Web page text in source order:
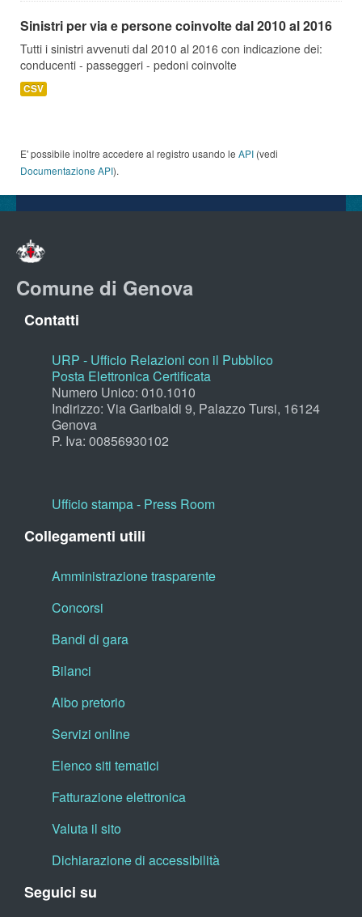
Sinistri per via e persone coinvolte dal 2010 al 2016
Tutti i sinistri avvenuti dal 2010 al 2016 con indicazione dei:
conducenti - passeggeri - pedoni coinvolte
CSV
E' possibile inoltre accedere al registro usando le API (vedi
Documentazione API).
Comune di Genova
Contatti
URP - Ufficio Relazioni con il Pubblico
Posta Elettronica Certificata
Numero Unico: 010.1010
Indirizzo: Via Garibaldi 9, Palazzo Tursi, 16124
Genova
P. Iva: 00856930102
Ufficio stampa - Press Room
Collegamenti utili
Amministrazione trasparente
Concorsi
Bandi di gara
Bilanci
Albo pretorio
Servizi online
Elenco siti tematici
Fatturazione elettronica
Valuta il sito
Dichiarazione di accessibilità
Seguici su